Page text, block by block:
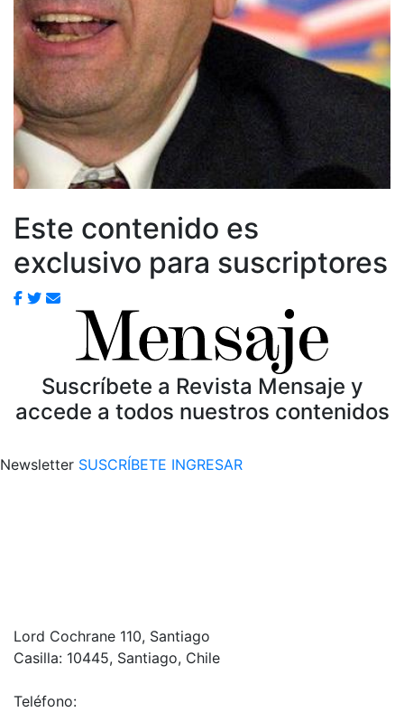
Este contenido es
exclusivo para suscriptores
Suscríbete a Revista Mensaje y
accede a todos nuestros contenidos
Newsletter SUSCRÍBETE INGRESAR
Lord Cochrane 110, Santiago
Casilla: 10445, Santiago, Chile
Teléfono: